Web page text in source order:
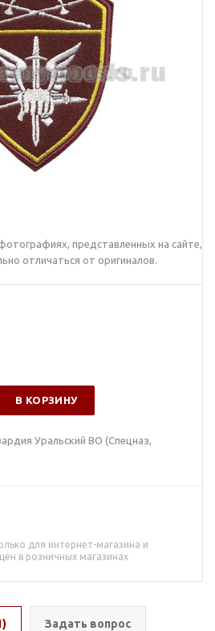
представленных на сайте,
отличаться от оригиналов.
В КОРЗИНУ
Уральский ВО (Спецназ,
для интернет-магазина и
в розничных магазинах
Задать вопрос